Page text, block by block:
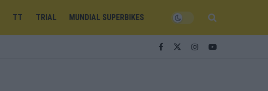
TT TRIAL MUNDIAL SUPERBIKES